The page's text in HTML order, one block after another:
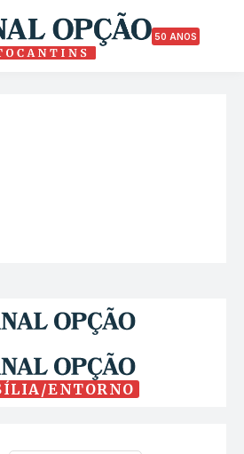
50 ANOS
ENTORNO